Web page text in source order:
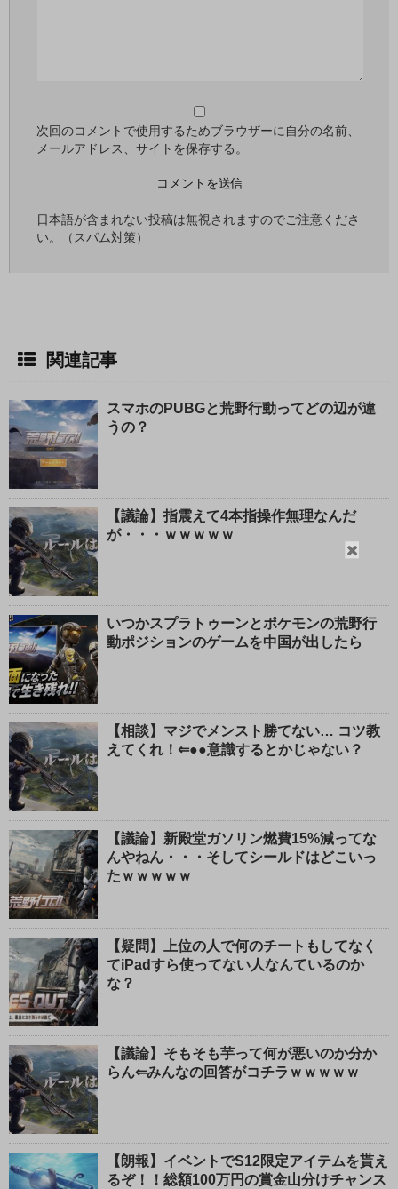
閉
る
次回のコメントで使用するためブラウザーに自分の名前、
メールアドレス、サイトを保存する。
日本語が含まれない投稿は無視されますのでご注意くださ
い。（スパム対策）
関連記事
スマホのPUBGと荒野行動ってどの辺が違
うの？
【議論】指震えて4本指操作無理なんだ
が・・・ｗｗｗｗｗ
いつかスプラトゥーンとポケモンの荒野行
動ポジションのゲームを中国が出したら
【相談】マジでメンスト勝てない… コツ教
えてくれ！⇐●●意識するとかじゃない？
【議論】新殿堂ガソリン燃費15%減ってな
んやねん・・・そしてシールドはどこいっ
たｗｗｗｗｗ
【疑問】上位の人で何のチートもしてなく
てiPadすら使ってない人なんているのか
な？
【議論】そもそも芋って何が悪いのか分か
らん⇐みんなの回答がコチラｗｗｗｗｗ
【朗報】イベントでS12限定アイテムを貰え
るぞ！！総額100万円の賞金山分けチャンス